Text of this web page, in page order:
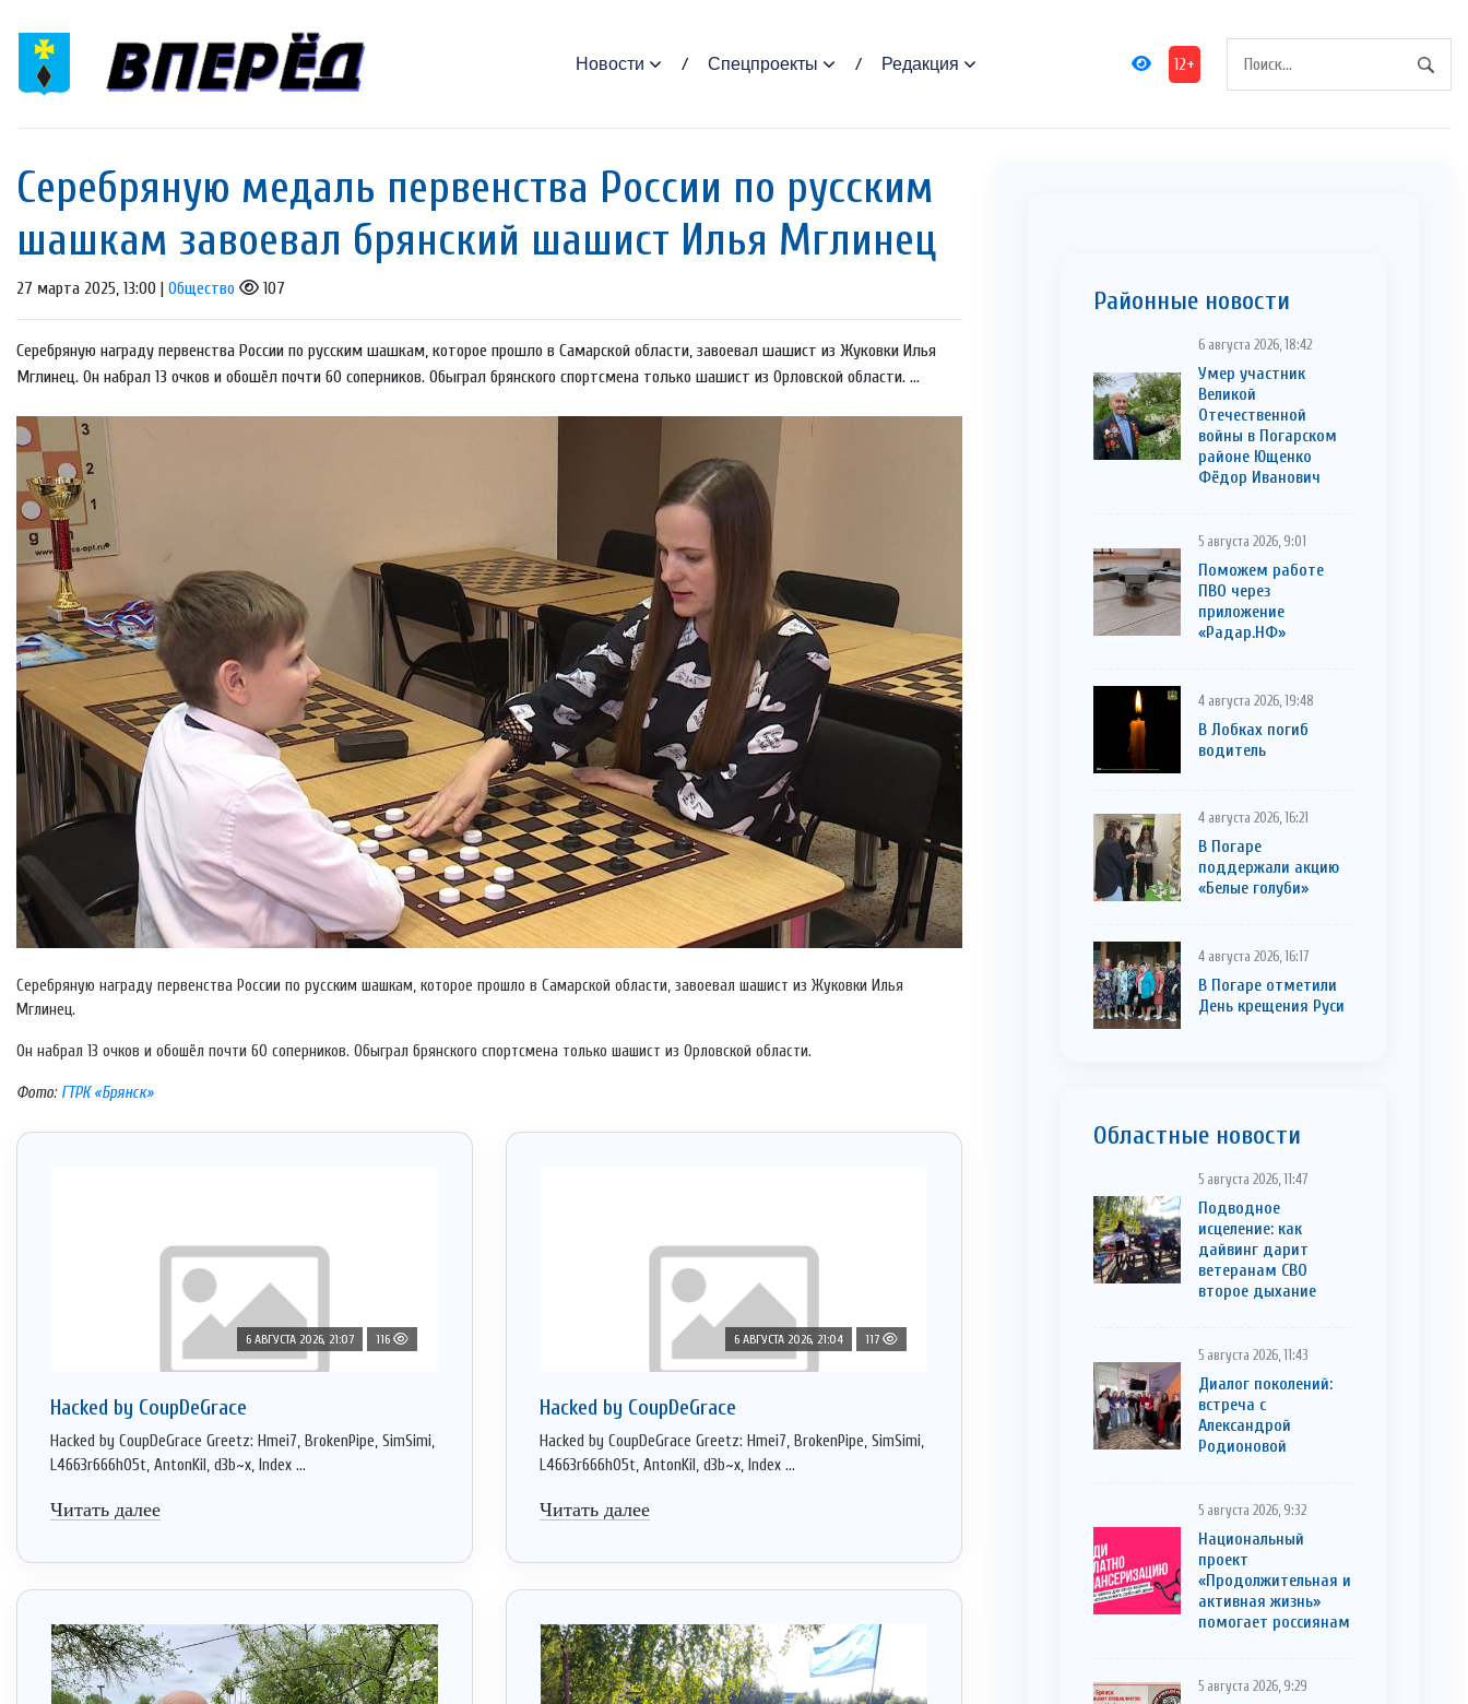
Новости Спецпроекты Редакция 12+
Серебряную медаль первенства России по русским
шашкам завоевал брянский шашист Илья Мглинец
27 марта 2025, 13:00 | Общество 107
Серебряную награду первенства России по русским шашкам, которое прошло в Самарской области, завоевал шашист из Жуковки Илья
Мглинец. Он набрал 13 очков и обошёл почти 60 соперников. Обыграл брянского спортсмена только шашист из Орловской области. ...
Серебряную награду первенства России по русским шашкам, которое прошло в Самарской области, завоевал шашист из Жуковки Илья
Мглинец.
Он набрал 13 очков и обошёл почти 60 соперников. Обыграл брянского спортсмена только шашист из Орловской области.
Фото: ГТРК «Брянск»
6 АВГУСТА 2026, 21:07 116
Hacked by CoupDeGrace
Hacked by CoupDeGrace Greetz: Hmei7, BrokenPipe, SimSimi,
L4663r666h05t, AntonKil, d3b~x, Index ...
Читать далее
6 АВГУСТА 2026, 21:04 117
Hacked by CoupDeGrace
Hacked by CoupDeGrace Greetz: Hmei7, BrokenPipe, SimSimi,
L4663r666h05t, AntonKil, d3b~x, Index ...
Читать далее
Районные новости
6 августа 2026, 18:42
Умер участник
Великой
Отечественной
войны в Погарском
районе Ющенко
Фёдор Иванович
5 августа 2026, 9:01
Поможем работе
ПВО через
приложение
«Радар.НФ»
4 августа 2026, 19:48
В Лобках погиб
водитель
4 августа 2026, 16:21
В Погаре
поддержали акцию
«Белые голуби»
4 августа 2026, 16:17
В Погаре отметили
День крещения Руси
Областные новости
5 августа 2026, 11:47
Подводное
исцеление: как
дайвинг дарит
ветеранам СВО
второе дыхание
5 августа 2026, 11:43
Диалог поколений:
встреча с
Александрой
Родионовой
5 августа 2026, 9:32
Национальный
проект
«Продолжительная и
активная жизнь»
помогает россиянам
5 августа 2026, 9:29